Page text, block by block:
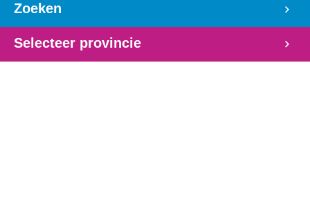
Zoeken
Selecteer provincie